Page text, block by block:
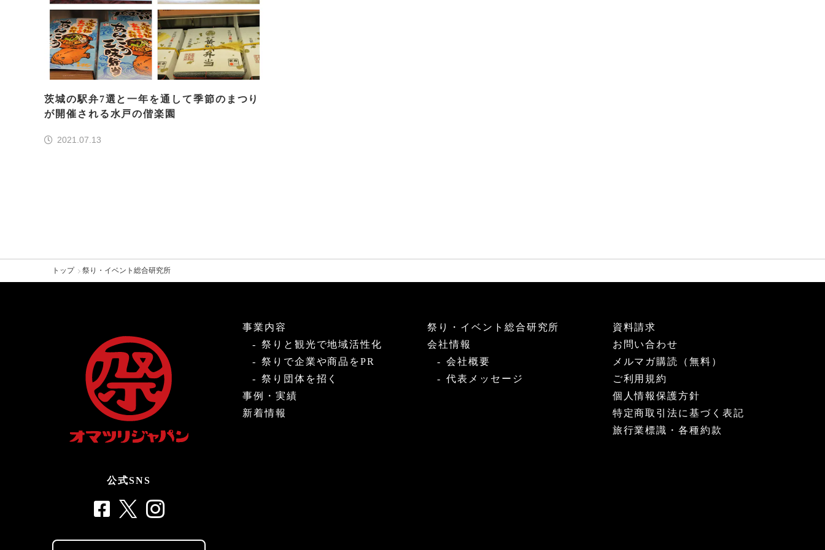
茨城の駅弁7選と一年を通して季節のまつり
が開催される水戸の偕楽園
2021.07.13
トップ 祭り・イベント総合研究所
公式SNS
事業内容
祭りと観光で地域活性化
祭りで企業や商品をPR
祭り団体を招く
事例・実績
新着情報
祭り・イベント総合研究所
会社情報
会社概要
代表メッセージ
資料請求
お問い合わせ
メルマガ購読（無料）
ご利用規約
個人情報保護方針
特定商取引法に基づく表記
旅行業標識・各種約款